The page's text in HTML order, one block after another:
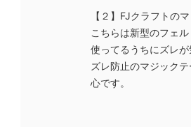
【２】FJクラフトの
こちらは新型のフェル
使ってるうちにズレが
ズレ防止のマジック
心です。